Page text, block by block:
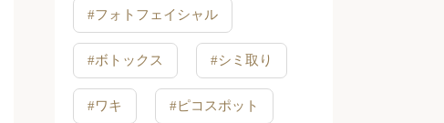
#フォトフェイシャル
#ボトックス #シミ取り
#ワキ #ピコスポット